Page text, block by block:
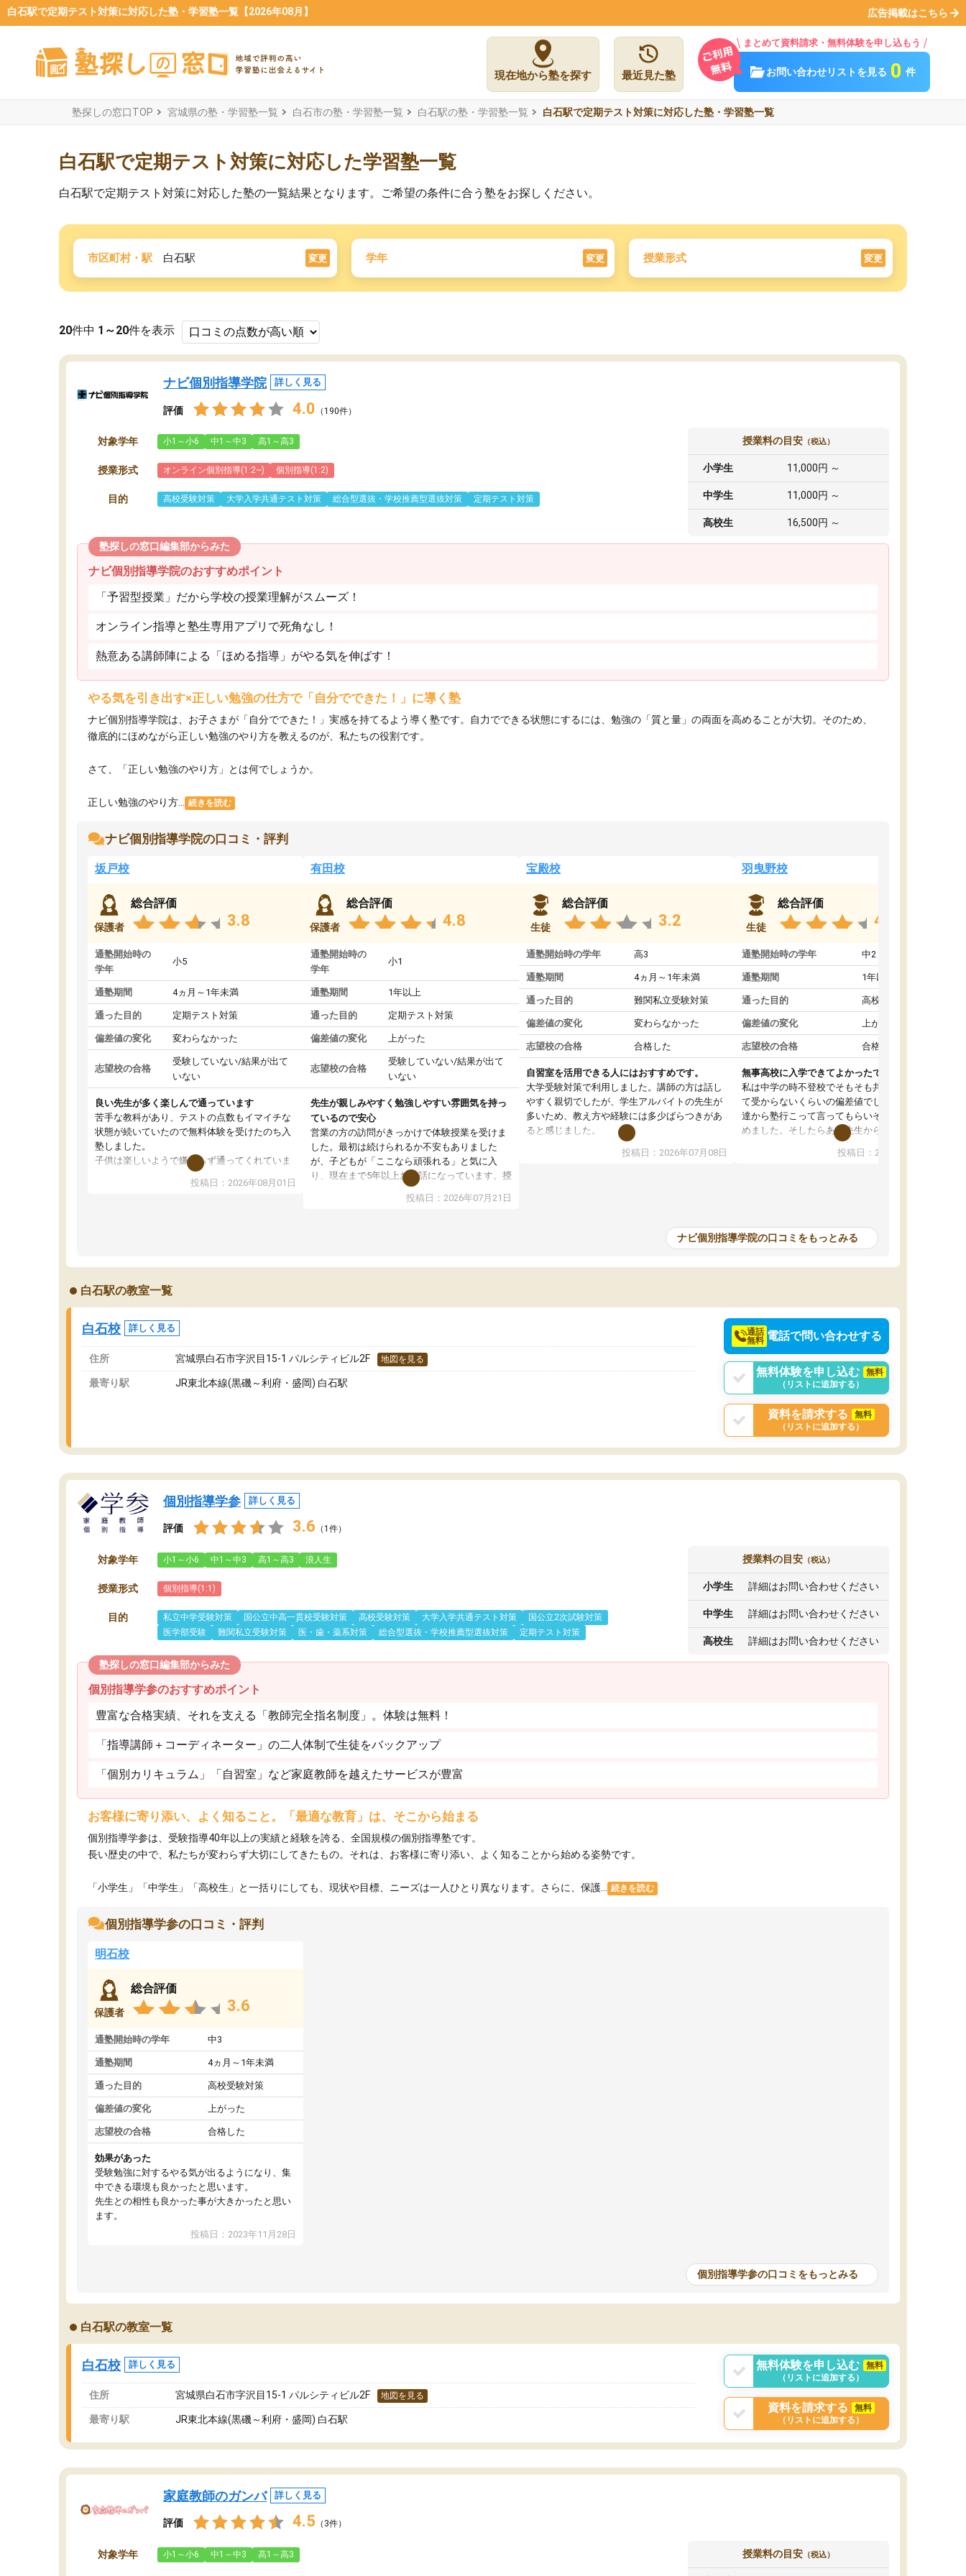
白石駅で定期テスト対策に対応した塾・学習塾一覧【2026年08月】 広告掲載はこちら
現在地から塾を探す 最近見た塾
まとめて資料請求・無料体験を申し込もう
お問い合わせリストを見る 0 件
塾探しの窓口TOP 宮城県の塾・学習塾一覧 白石市の塾・学習塾一覧 白石駅の塾・学習塾一覧 白石駅で定期テスト対策に対応した塾・学習塾一覧
白石駅で定期テスト対策に対応した学習塾一覧
白石駅で定期テスト対策に対応した塾の一覧結果となります。ご希望の条件に合う塾をお探しください。
市区町村・駅 白石駅 変更 学年 変更 授業形式 変更
20件中 1～20件を表示
ナビ個別指導学院 詳しく見る
評価 4.0 （190件）
対象学年 小1～小6 中1～中3 高1～高3
授業形式 オンライン個別指導(1:2~) 個別指導(1:2)
目的 高校受験対策 大学入学共通テスト対策 総合型選抜・学校推薦型選抜対策 定期テスト対策
授業料の目安 （税込）
小学生 11,000円 ～
中学生 11,000円 ～
高校生 16,500円 ～
塾探しの窓口編集部からみた
ナビ個別指導学院のおすすめポイント
「予習型授業」だから学校の授業理解がスムーズ！
オンライン指導と塾生専用アプリで死角なし！
熱意ある講師陣による「ほめる指導」がやる気を伸ばす！
やる気を引き出す×正しい勉強の仕方で「自分でできた！」に導く塾
ナビ個別指導学院は、お子さまが「自分でできた！」実感を持てるよう導く塾です。自力でできる状態にするには、勉強の「質と量」の両面を高めることが大切。そのため、
徹底的にほめながら正しい勉強のやり方を教えるのが、私たちの役割です。
さて、「正しい勉強のやり方」とは何でしょうか。
正しい勉強のやり方... 続きを読む
ナビ個別指導学院の口コミ・評判
坂戸校
保護者
総合評価
3.8
通塾開始時の
学年
小5
通塾期間 4ヵ月～1年未満
通った目的 定期テスト対策
偏差値の変化 変わらなかった
志望校の合格
受験していない/結果が出て
いない
良い先生が多く楽しんで通っています
苦手な教科があり、テストの点数もイマイチな
状態が続いていたので無料体験を受けたのち入
塾しました。
子供は楽しいようで嫌がらず通ってくれていま
先生は良い方が多く、いつも笑顔で対応して頂
ングを利用または路上駐車をするしかない点が
投稿日：2026年08月01日
有田校
保護者
総合評価
4.8
通塾開始時の
学年
小1
通塾期間 1年以上
通った目的 定期テスト対策
偏差値の変化 上がった
志望校の合格
受験していない/結果が出て
いない
先生が親しみやすく勉強しやすい雰囲気を持っ
ているので安心
営業の方の訪問がきっかけで体験授業を受けま
した。最初は続けられるか不安もありました
が、子どもが「ここなら頑張れる」と気に入
り、現在まで5年以上お世話になっています。授
業はとても分かりやすく、学校とは違った解き
方や、子どもに合った覚え方・考え方を丁寧に
お世話になりたいと思える塾です。
投稿日：2026年07月21日
宝殿校
生徒
総合評価
3.2
通塾開始時の学年 高3
通塾期間 4ヵ月～1年未満
通った目的 難関私立受験対策
偏差値の変化 変わらなかった
志望校の合格 合格した
自習室を活用できる人にはおすすめです。
大学受験対策で利用しました。講師の方は話し
やすく親切でしたが、学生アルバイトの先生が
多いため、教え方や経験には多少ばらつきがあ
ると感じました。
授業はホワイトボードを使って説明してくれる
教室全体としては小学生や中学生の利用者が多
投稿日：2026年07月08日
羽曳野校
生徒
総合評価
4.6
通塾開始時の学年 中2
通塾期間 1年以上
通った目的 高校受験対策
偏差値の変化 上がった
志望校の合格 合格した
無事高校に入学できてよかったです。
私は中学の時不登校でそもそも共学の高校なん
て受からないくらいの偏差値でした。ある日友
達から塾行こって言ってもらいそこから通い始
めました。そしたらある先生から学ぶ楽しさを
教えていただき勉強などして無かったのに自主
室で勉強するくらいハマりました。私の担当の
投稿日：2026年07月01日
ナビ個別指導学院の口コミをもっとみる
白石駅の教室一覧
白石校 詳しく見る
住所 宮城県白石市字沢目15-1 パルシティビル2F 地図を見る
最寄り駅 JR東北本線(黒磯～利府・盛岡) 白石駅
通話
無料 電話で問い合わせする
無料体験を申し込む
無料
（リストに追加する）
資料を請求する
無料
（リストに追加する）
個別指導学参 詳しく見る
評価 3.6 （1件）
対象学年 小1～小6 中1～中3 高1～高3 浪人生
授業形式 個別指導(1:1)
目的 私立中学受験対策 国公立中高一貫校受験対策 高校受験対策 大学入学共通テスト対策
国公立2次試験対策
医学部受験
難関私立受験対策 医・歯・薬系対策 総合型選抜・学校推薦型選抜対策 定期テスト対策
授業料の目安 （税込）
小学生 詳細はお問い合わせください
中学生 詳細はお問い合わせください
高校生 詳細はお問い合わせください
塾探しの窓口編集部からみた
個別指導学参のおすすめポイント
豊富な合格実績、それを支える「教師完全指名制度」。体験は無料！
「指導講師＋コーディネーター」の二人体制で生徒をバックアップ
「個別カリキュラム」「自習室」など家庭教師を越えたサービスが豊富
お客様に寄り添い、よく知ること。「最適な教育」は、そこから始まる
個別指導学参は、受験指導40年以上の実績と経験を誇る、全国規模の個別指導塾です。
長い歴史の中で、私たちが変わらず大切にしてきたもの。それは、お客様に寄り添い、よく知ることから始める姿勢です。
「小学生」「中学生」「高校生」と一括りにしても、現状や目標、ニーズは一人ひとり異なります。さらに、保護... 続きを読む
個別指導学参の口コミ・評判
明石校
保護者
総合評価
3.6
通塾開始時の学年 中3
通塾期間 4ヵ月～1年未満
通った目的 高校受験対策
偏差値の変化 上がった
志望校の合格 合格した
効果があった
受験勉強に対するやる気が出るようになり、集
中できる環境も良かったと思います。
先生との相性も良かった事が大きかったと思い
ます。
投稿日：2023年11月28日
個別指導学参の口コミをもっとみる
白石駅の教室一覧
白石校 詳しく見る
住所 宮城県白石市字沢目15-1 パルシティビル2F 地図を見る
最寄り駅 JR東北本線(黒磯～利府・盛岡) 白石駅
無料体験を申し込む
無料
（リストに追加する）
資料を請求する
無料
（リストに追加する）
家庭教師のガンバ 詳しく見る
評価 4.5 （3件）
対象学年 小1～小6 中1～中3 高1～高3 授業料の目安 （税込）